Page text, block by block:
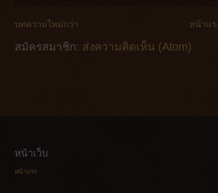
บทความใหม่กว่า หน้าแร
สมัครสมาชิก: ส่งความคิดเห็น (Atom)
หน้าเว็บ
หน้าแรก